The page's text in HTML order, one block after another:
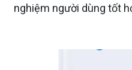
nghiệm người dùng tốt